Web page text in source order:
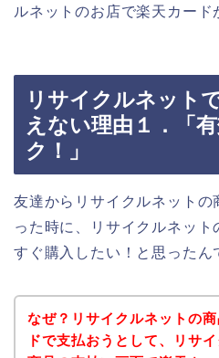
ルネットのお店で楽天カード
リサイクルネット
えない理由１．「
ク！」
友達からリサイクルネットの
った時に、リサイクルネッ
すぐ購入したい！と思ったん
なぜ？リサイクルネットの
ドで支払おうとして、リサ